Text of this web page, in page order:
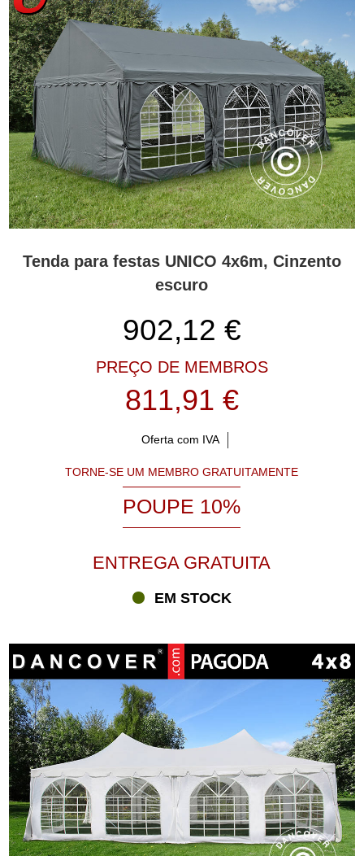
Tenda para festas UNICO 4x6m, Cinzento
escuro
902,12 €
PREÇO DE MEMBROS
811,91 €
Oferta com IVA
TORNE-SE UM MEMBRO GRATUITAMENTE
POUPE 10%
ENTREGA GRATUITA
EM STOCK